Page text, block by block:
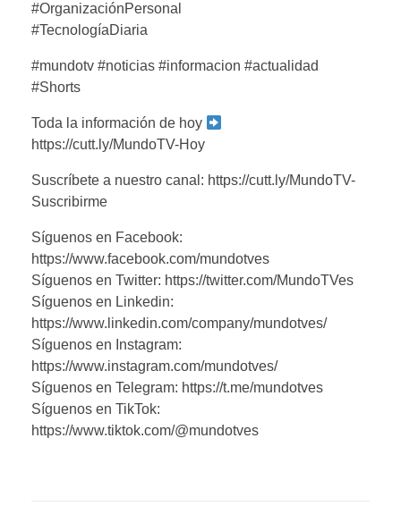
#OrganizaciónPersonal
#TecnologíaDiaria
#mundotv #noticias #informacion #actualidad
#Shorts
Toda la información de hoy
https://cutt.ly/MundoTV-Hoy
Suscríbete a nuestro canal: https://cutt.ly/MundoTV-
Suscribirme
Síguenos en Facebook:
https://www.facebook.com/mundotves
Síguenos en Twitter: https://twitter.com/MundoTVes
Síguenos en Linkedin:
https://www.linkedin.com/company/mundotves/
Síguenos en Instagram:
https://www.instagram.com/mundotves/
Síguenos en Telegram: https://t.me/mundotves
Síguenos en TikTok:
https://www.tiktok.com/@mundotves